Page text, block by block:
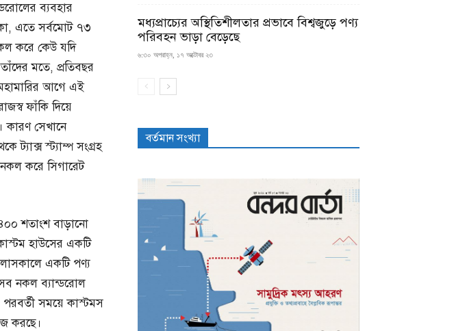
ব্যবহার
এতে সর্বমোট ৭৩
করে কেউ যদি
মতে, প্রতিবছর
আগে এই
ফাঁকি দিয়ে
কারণ সেখানে
ট্যাক্স স্ট্যাম্প সংগ্রহ
নকল করে সিগারেট
শতাংশ বাড়ানো
হাউসের একটি
একটি পণ্য
নকল ব্যান্ডরোল
পরবর্তী সময়ে কাস্টমস
করছে।
মধ্যপ্রাচ্যের অস্থিতিশীলতার প্রভাবে বিশ্বজুড়ে পণ্য
পরিবহন ভাড়া বেড়েছে
৬:৩০ অপরাহ্ন, ১৭ অক্টোবর ২৩
বর্তমান সংখ্যা